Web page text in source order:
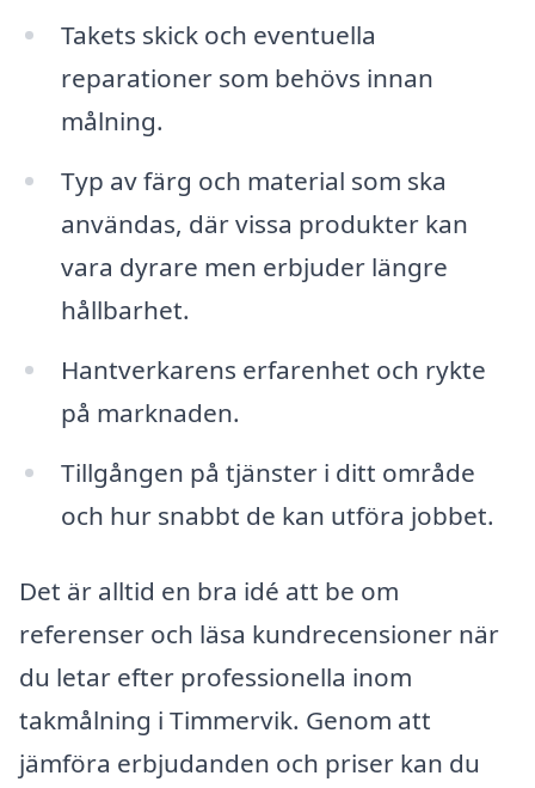
Takets skick och eventuella
reparationer som behövs innan
målning.
Typ av färg och material som ska
användas, där vissa produkter kan
vara dyrare men erbjuder längre
hållbarhet.
Hantverkarens erfarenhet och rykte
på marknaden.
Tillgången på tjänster i ditt område
och hur snabbt de kan utföra jobbet.
Det är alltid en bra idé att be om
referenser och läsa kundrecensioner när
du letar efter professionella inom
takmålning i Timmervik. Genom att
jämföra erbjudanden och priser kan du